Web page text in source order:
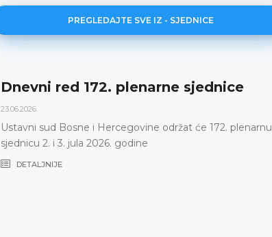
PREGLEDAJTE SVE IZ - SJEDNICE
Dnevni red 172. plenarne sjednice
23.06.2026.
Ustavni sud Bosne i Hercegovine održat će 172. plenarnu
sjednicu 2. i 3. jula 2026. godine
DETALJNIJE